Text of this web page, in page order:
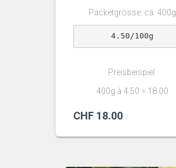
Packetgrösse: ca. 400g
4.50/100g
Preisbeispiel:
400g à 4.50 = 18.00
CHF 18.00